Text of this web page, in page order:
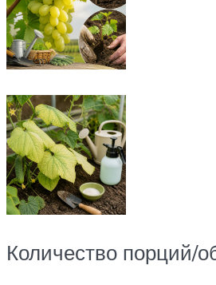
Количество порций/